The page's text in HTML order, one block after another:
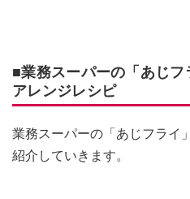
■業務スーパーの「あじ
アレンジレシピ
業務スーパーの「あじフライ
紹介していきます。